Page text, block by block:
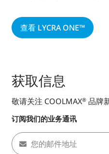
查看 LYCRA ONE™
获取信息
敬请关注 COOLMAX® 品牌
订阅我们的业务通讯
您的邮件地址